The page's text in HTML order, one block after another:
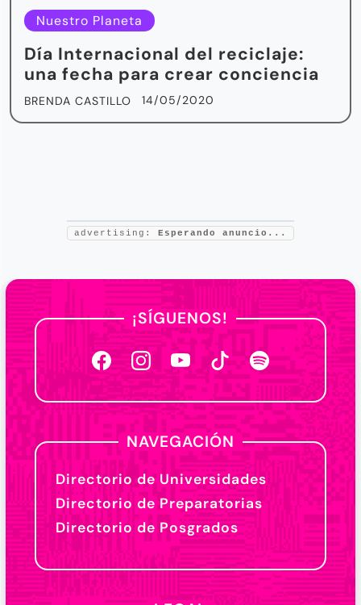
Nuestro Planeta
Día Internacional del reciclaje:
una fecha para crear conciencia
BRENDA CASTILLO 14/05/2020
advertising: Esperando anuncio...
¡SÍGUENOS!
NAVEGACIÓN
Directorio de Universidades
Directorio de Preparatorias
Directorio de Posgrados